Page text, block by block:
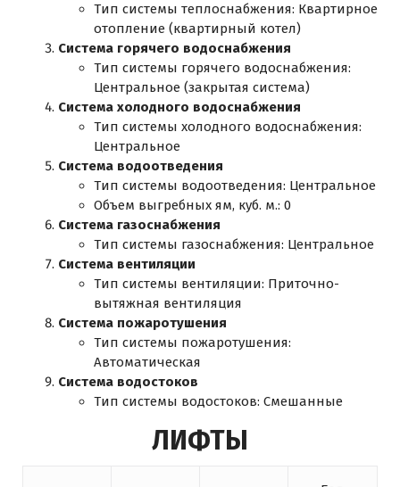
Тип системы теплоснабжения: Квартирное
отопление (квартирный котел)
Система горячего водоснабжения
Тип системы горячего водоснабжения:
Центральное (закрытая система)
Система холодного водоснабжения
Тип системы холодного водоснабжения:
Центральное
Система водоотведения
Тип системы водоотведения: Центральное
Объем выгребных ям, куб. м.: 0
Система газоснабжения
Тип системы газоснабжения: Центральное
Система вентиляции
Тип системы вентиляции: Приточно-
вытяжная вентиляция
Система пожаротушения
Тип системы пожаротушения:
Автоматическая
Система водостоков
Тип системы водостоков: Смешанные
ЛИФТЫ